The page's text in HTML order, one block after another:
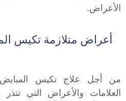
الأعراض.
أعراض متلازمة تكيس
من أجل علاج تكيس
العلامات والأعراض التي تنذر